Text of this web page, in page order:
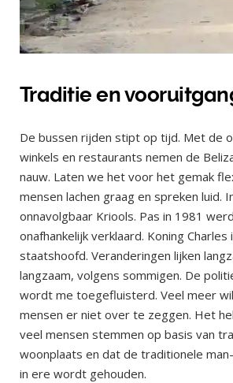
Traditie en
De bussen rijden stipt op tijd. Met de
winkels en restaurants nemen de
nauw. Laten we het voor het gemak
mensen lachen graag en spreken luid.
onnavolgbaar Kriools. Pas in 1981
onafhankelijk verklaard. Koning
staatshoofd. Veranderingen lijken
langzaam, volgens sommigen. De
wordt me toegefluisterd. Veel meer
mensen er niet over te zeggen. Het
veel mensen stemmen op basis van
woonplaats en dat de traditionele
in ere wordt gehouden.